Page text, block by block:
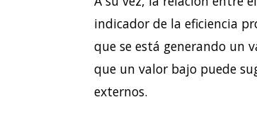
indicador de la eficiencia
que se está generando un
que un valor bajo puede
externos.